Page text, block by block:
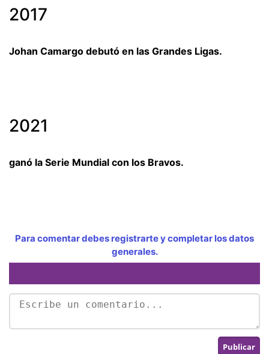
2017
Johan Camargo debutó en las Grandes Ligas.
2021
ganó la Serie Mundial con los Bravos.
Para comentar debes registrarte y completar los datos
generales.